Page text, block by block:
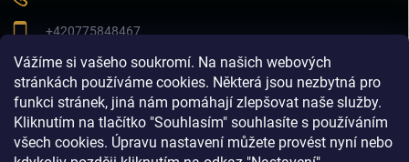
Vážíme si vašeho soukromí. Na našich webových
stránkách používáme cookies. Některá jsou nezbytná pro
funkci stránek, jiná nám pomáhají zlepšovat naše služby.
Kliknutím na tlačítko "Souhlasím" souhlasíte s používáním
všech cookies. Úpravu nastavení můžete provést nyní nebo
+420775848467
Sledujte nás na našem FB profilu
zollnermedical_eu